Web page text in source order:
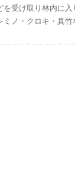
受け取り林内に入
ミノ・クロキ・真